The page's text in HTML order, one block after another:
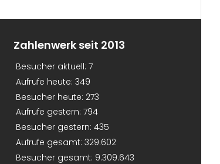
Zahlenwerk seit 2013
Besucher aktuell: 7
Aufrufe heute: 349
Besucher heute: 273
Aufrufe gestern: 794
Besucher gestern: 435
Aufrufe gesamt: 329.602
Besucher gesamt: 9.309.643